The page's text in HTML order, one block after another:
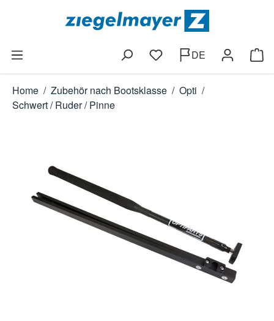
Zum Hauptinhalt springen
Du hast 0 Produkte auf
DE
Home / Zubehör nach Bootsklasse / Opti /
Schwert / Ruder / Pinne